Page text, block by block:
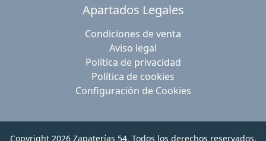
Apartados Legales
Condiciones de venta
Aviso legal
Política de privacidad
Política de cookies
Configuración de Cookies
Copyright 2026 Zapaterías 54. Todos los derechos reservados.